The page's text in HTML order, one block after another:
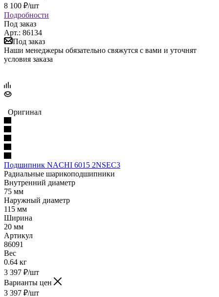
8 100 ₽/шт
Подробности
Под заказ
Арт.: 86134
Под заказ
Наши менеджеры обязательно свяжутся с вами и уточнят
условия заказа
Оригинал
Подшипник NACHI 6015 2NSEC3
Радиальные шарикоподшипники
Внутренний диаметр
75 мм
Наружный диаметр
115 мм
Ширина
20 мм
Артикул
86091
Вес
0.64 кг
3 397 ₽/шт
Варианты цен
3 397 ₽/шт